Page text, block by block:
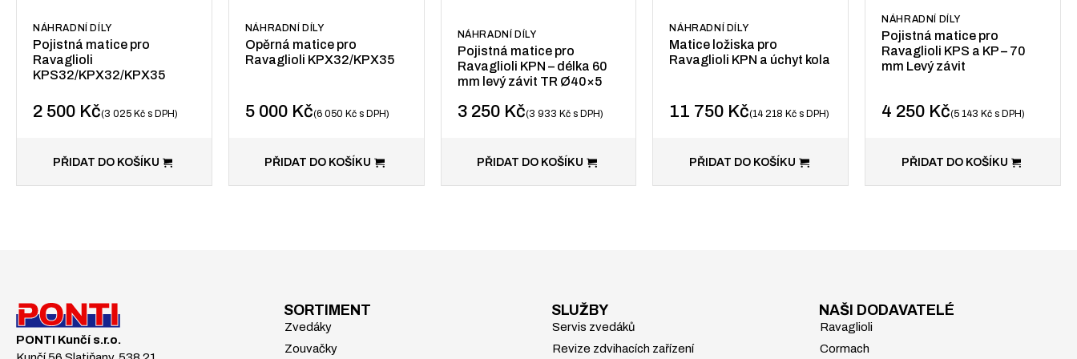
NÁHRADNÍ DÍLY
Pojistná matice pro
Ravaglioli
KPS32/KPX32/KPX35
2 500 Kč 3 025 Kč s DPH
PŘIDAT DO KOŠÍKU
NÁHRADNÍ DÍLY
Opěrná matice pro
Ravaglioli KPX32/KPX35
5 000 Kč 6 050 Kčs DPH
PŘIDAT DO KOŠÍKU
NÁHRADNÍ DÍLY
Pojistná matice pro
Ravaglioli KPN – délka 60
mm levý závit TR Ø40×5
3 250 Kč 3 933 Kčs DPH
PŘIDAT DO KOŠÍKU
NÁHRADNÍ DÍLY
Matice ložiska pro
Ravaglioli KPN a úchyt kola
11 750 Kč 14 218 Kč s DPH
PŘIDAT DO KOŠÍKU
NÁHRADNÍ DÍLY
Pojistná matice pro
Ravaglioli KPS a KP – 70
mm Levý závit
4 250 Kč 5 143 Kč s DPH
PŘIDAT DO KOŠÍKU
PONTI Kunčí s.r.o.
SORTIMENT
Zvedáky
Zouvačky
SLUŽBY
Servis zvedáků
Revize zdvihacích zařízení
NAŠI DODAVATELÉ
Ravaglioli
Cormach